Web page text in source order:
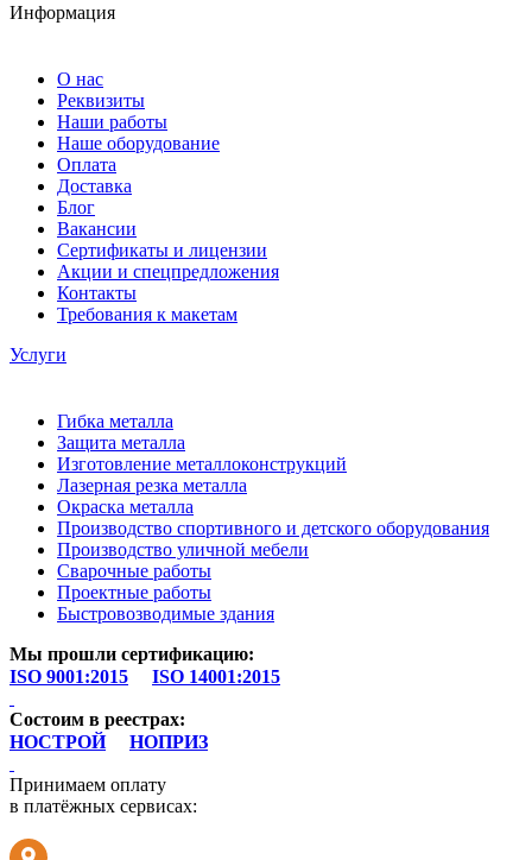
Информация
О нас
Реквизиты
Наши работы
Наше оборудование
Оплата
Доставка
Блог
Вакансии
Сертификаты и лицензии
Акции и спецпредложения
Контакты
Требования к макетам
Услуги
Гибка металла
Защита металла
Изготовление металлоконструкций
Лазерная резка металла
Окраска металла
Производство спортивного и детского оборудования
Производство уличной мебели
Сварочные работы
Проектные работы
Быстровозводимые здания
Мы прошли сертификацию:
ISO 9001:2015
ISO 14001:2015
Состоим в реестрах:
НОСТРОЙ⠀ НОПРИЗ
Принимаем оплату
в платёжных cервисах: